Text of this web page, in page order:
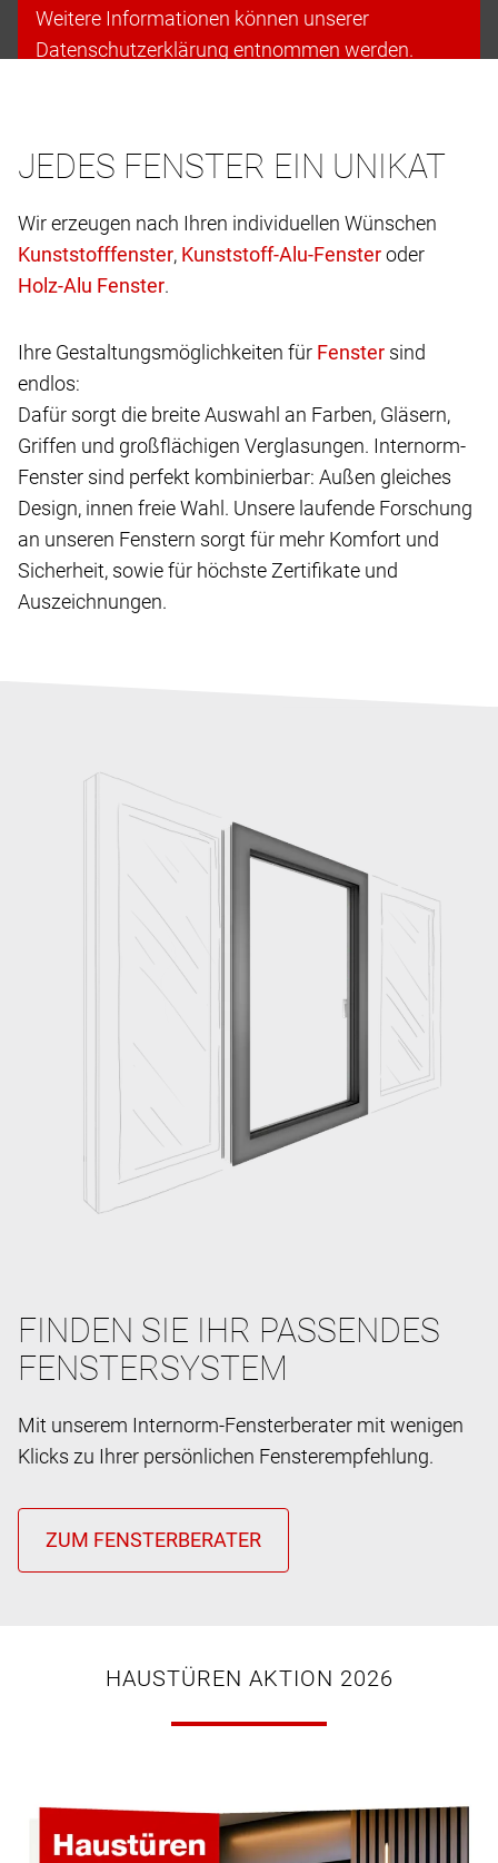
Weitere Informationen können unserer
Datenschutzerklärung entnommen werden.
JEDES FENSTER EIN UNIKAT
Wir erzeugen nach Ihren individuellen Wünschen
,
oder
.
Ihre Gestaltungsmöglichkeiten für
sind
endlos:
Dafür sorgt die breite Auswahl an Farben, Gläsern,
Griffen und großflächigen Verglasungen. Internorm-
Fenster sind perfekt kombinierbar: Außen gleiches
Design, innen freie Wahl. Unsere laufende Forschung
an unseren Fenstern sorgt für mehr Komfort und
Sicherheit, sowie für höchste Zertifikate und
Auszeichnungen.
FINDEN SIE IHR PASSENDES
FENSTERSYSTEM
Mit unserem Internorm-Fensterberater mit wenigen
Klicks zu Ihrer persönlichen Fensterempfehlung.
HAUSTÜREN AKTION 2026